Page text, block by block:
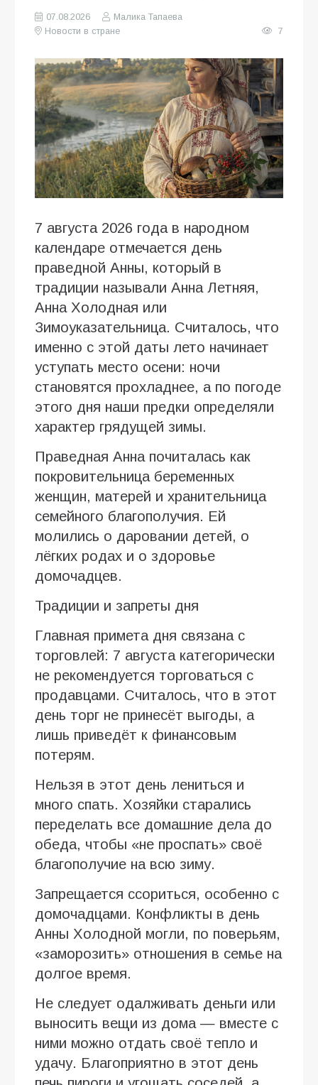
07.08.2026
Малика Тапаева
Новости в стране
7
7 августа 2026 года в народном
календаре отмечается день
праведной Анны, который в
традиции называли Анна Летняя,
Анна Холодная или
Зимоуказательница. Считалось, что
именно с этой даты лето начинает
уступать место осени: ночи
становятся прохладнее, а по погоде
этого дня наши предки определяли
характер грядущей зимы.
Праведная Анна почиталась как
покровительница беременных
женщин, матерей и хранительница
семейного благополучия. Ей
молились о даровании детей, о
лёгких родах и о здоровье
домочадцев.
Традиции и запреты дня
Главная примета дня связана с
торговлей: 7 августа категорически
не рекомендуется торговаться с
продавцами. Считалось, что в этот
день торг не принесёт выгоды, а
лишь приведёт к финансовым
потерям.
Нельзя в этот день лениться и
много спать. Хозяйки старались
переделать все домашние дела до
обеда, чтобы «не проспать» своё
благополучие на всю зиму.
Запрещается ссориться, особенно с
домочадцами. Конфликты в день
Анны Холодной могли, по поверьям,
«заморозить» отношения в семье на
долгое время.
Не следует одалживать деньги или
выносить вещи из дома — вместе с
ними можно отдать своё тепло и
удачу. Благоприятно в этот день